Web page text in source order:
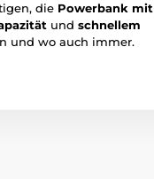
die Powerbank mit
und schnellem
und wo auch immer.